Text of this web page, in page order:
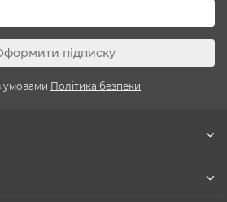
підписку
умовами Політика безпеки